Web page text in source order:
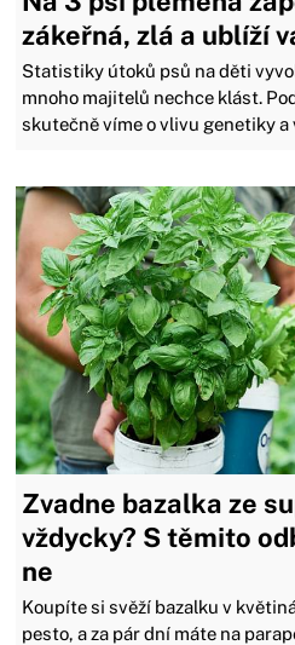
zákeřná, zlá a ublíží
Statistiky útoků psů na děti
mnoho majitelů nechce klást.
skutečně víme o vlivu genetiky
Zvadne bazalka ze
vždycky? S těmito
ne
Koupíte si svěží bazalku v
pesto, a za pár dní máte na